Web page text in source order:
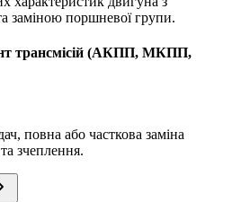
заміною поршневої групи.
трансмісій (АКПП, МКПП,
повна або часткова заміна
зчеплення.